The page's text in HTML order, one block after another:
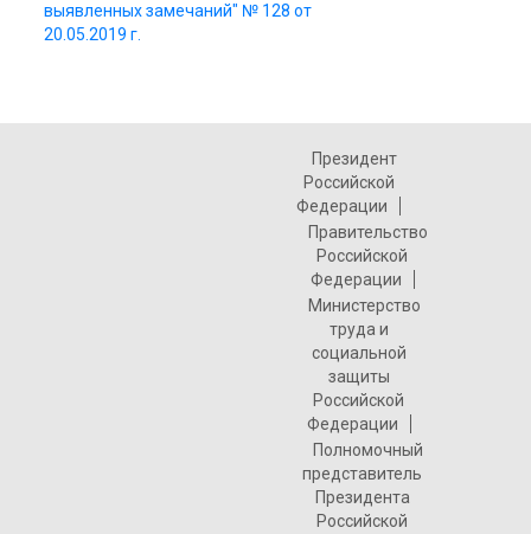
выявленных замечаний" № 128 от
20.05.2019 г.
Президент
Российской
Федерации
Правительство
Российской
Федерации
Министерство
труда и
социальной
защиты
Российской
Федерации
Полномочный
представитель
Президента
Российской